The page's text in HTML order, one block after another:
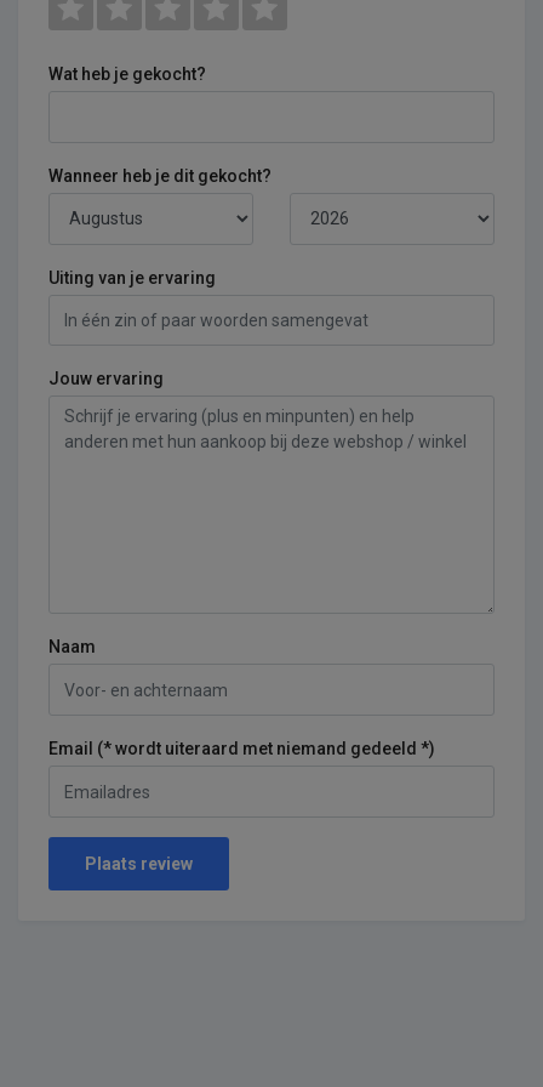
Wat heb je gekocht?
Wanneer heb je dit gekocht?
Uiting van je ervaring
Jouw ervaring
Naam
Email (* wordt uiteraard met niemand gedeeld *)
Plaats review